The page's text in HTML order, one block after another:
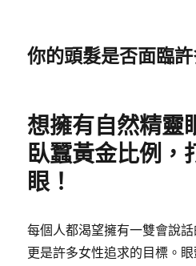
你的頭髮是否面臨
想擁有自然精靈
臥蠶黃金比例，
眼！
每個人都渴望擁有一雙會說
更是許多女性追求的目標。